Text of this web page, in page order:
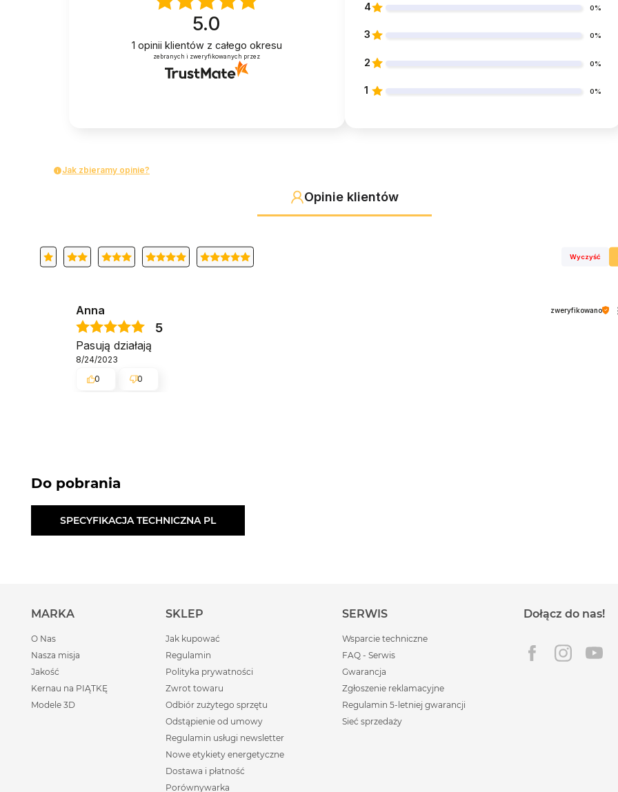
5.0
1 opinii klientów z całego okresu
zebranych i zweryfikowanych przez
4 0%
3 0%
2 0%
1 0%
Jak zbieramy opinie?
Opinie klientów
Wyczyść
Anna zweryfikowano
5
Pasują działają
8/24/2023
0
0
Do pobrania
SPECYFIKACJA TECHNICZNA PL
MARKA
O Nas
Nasza misja
Jakość
Kernau na PIĄTKĘ
Modele 3D
SKLEP
Jak kupować
Regulamin
Polityka prywatności
Zwrot towaru
Odbiór zużytego sprzętu
Odstąpienie od umowy
Regulamin usługi newsletter
Nowe etykiety energetyczne
Dostawa i płatność
Porównywarka
SERWIS
Wsparcie techniczne
FAQ - Serwis
Gwarancja
Zgłoszenie reklamacyjne
Regulamin 5-letniej gwarancji
Sieć sprzedaży
Dołącz do nas!